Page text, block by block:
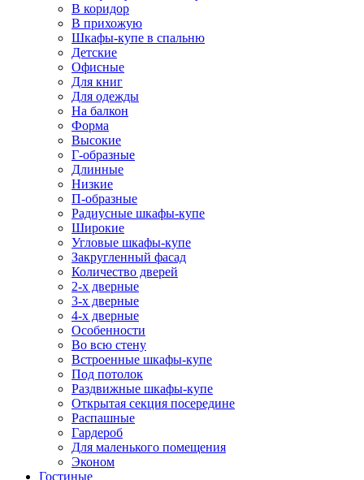
В коридор
В прихожую
Шкафы-купе в спальню
Детские
Офисные
Для книг
Для одежды
На балкон
Форма
Высокие
Г-образные
Длинные
Низкие
П-образные
Радиусные шкафы-купе
Широкие
Угловые шкафы-купе
Закругленный фасад
Количество дверей
2-х дверные
3-х дверные
4-х дверные
Особенности
Во всю стену
Встроенные шкафы-купе
Под потолок
Раздвижные шкафы-купе
Открытая секция посередине
Распашные
Гардероб
Для маленького помещения
Эконом
Гостиные